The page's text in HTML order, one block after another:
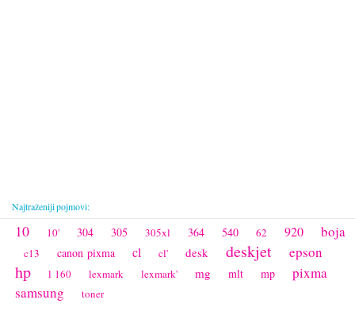
Najtraženiji pojmovi:
10 10' 304 305 305xl 364 540 62 920 boja
c13 canon pixma cl cl' desk deskjet epson
hp l 160 lexmark lexmark' mg mlt mp
pixma
samsung
toner